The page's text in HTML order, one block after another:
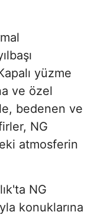
yüzme
ve özel
bedenen ve
NG
atmosferin
NG
konuklarına